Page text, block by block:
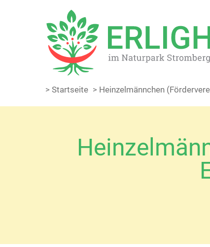
> Startseite > Heinzelmännchen